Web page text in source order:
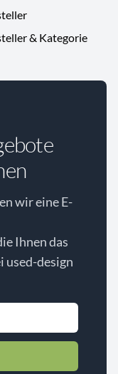
& Kategorie
wir eine E-
Ihnen das
used-design